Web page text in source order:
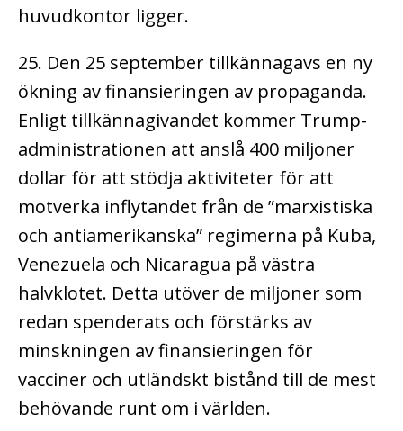
huvudkontor ligger.
25. Den 25 september tillkännagavs en ny
ökning av finansieringen av propaganda.
Enligt tillkännagivandet kommer Trump-
administrationen att anslå 400 miljoner
dollar för att stödja aktiviteter för att
motverka inflytandet från de ”marxistiska
och antiamerikanska” regimerna på Kuba,
Venezuela och Nicaragua på västra
halvklotet. Detta utöver de miljoner som
redan spenderats och förstärks av
minskningen av finansieringen för
vacciner och utländskt bistånd till de mest
behövande runt om i världen.